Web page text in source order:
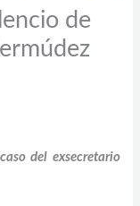
de
del exsecretario